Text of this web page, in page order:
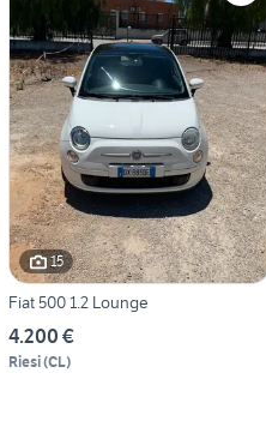
15
Fiat 500 1.2 Lounge
4.200 €
Riesi(CL)